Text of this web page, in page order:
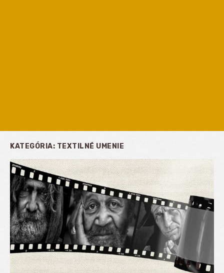
KATEGÓRIA: TEXTILNÉ UMENIE